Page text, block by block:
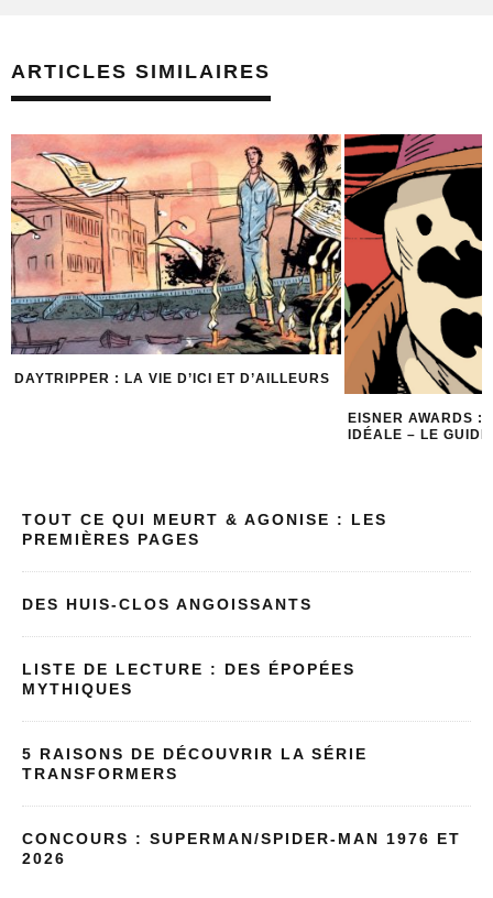
ARTICLES SIMILAIRES
UNE ÉDITION
DAYTRIPPER
TOUT CE QUI MEURT & AGONISE : LES
PREMIÈRES PAGES
DES HUIS-CLOS ANGOISSANTS
LISTE DE LECTURE : DES ÉPOPÉES
MYTHIQUES
5 RAISONS DE DÉCOUVRIR LA SÉRIE
TRANSFORMERS
CONCOURS : SUPERMAN/SPIDER-MAN 1976 ET
2026